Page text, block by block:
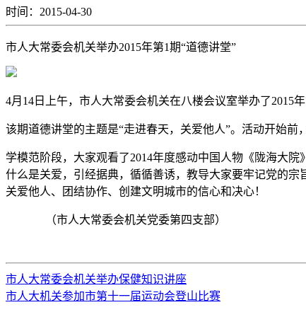
时间：2015-04-30
市人大常委会机关举办2015年第1期“道德讲堂”
4月14日上午，市人大常委会机关在八楼会议室举办了2015
该期道德讲堂的主题是“走进春天，关爱他人”。活动开始前
学模范阶段，大家观看了2014年度感动中国人物《陇海大
什么是关爱，引经据典，循循善诱，教导大家要牢记党的
关爱他人、团结协作、创建文明城市的信心和决心！
（市人大常委会机关党委第四支部）
市人大常委会机关举办保健知识讲座
市人大机关参加市第十一届运动会登山比赛